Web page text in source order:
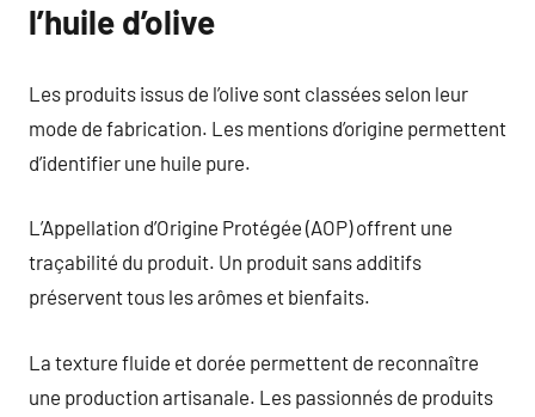
l’huile d’olive
Les produits issus de l’olive sont classées selon leur
mode de fabrication. Les mentions d’origine permettent
d’identifier une huile pure.
L’Appellation d’Origine Protégée (AOP) offrent une
traçabilité du produit. Un produit sans additifs
préservent tous les arômes et bienfaits.
La texture fluide et dorée permettent de reconnaître
une production artisanale. Les passionnés de produits